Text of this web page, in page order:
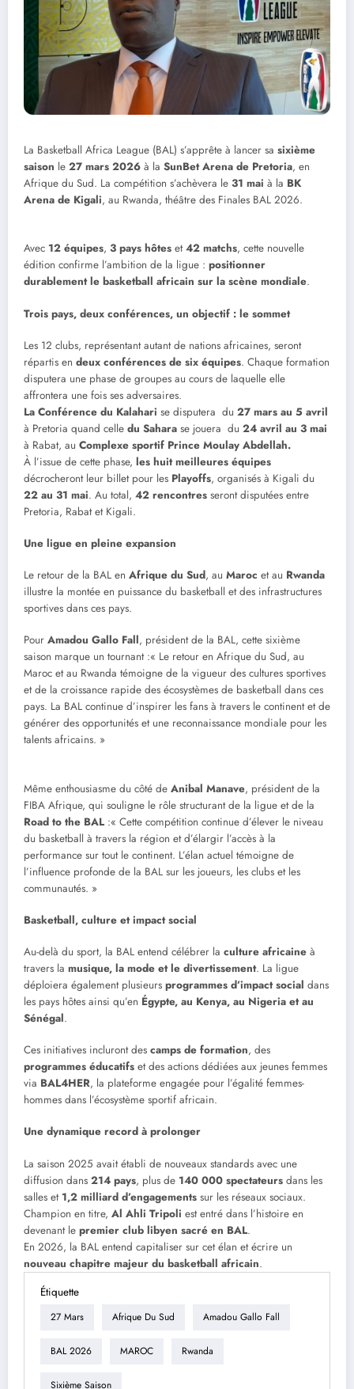
La Basketball Africa League (BAL) s’apprête à lancer sa sixième
saison le 27 mars 2026 à la SunBet Arena de Pretoria, en
Afrique du Sud. La compétition s’achèvera le 31 mai à la BK
Arena de Kigali, au Rwanda, théâtre des Finales BAL 2026.
Avec 12 équipes, 3 pays hôtes et42 matchs, cette nouvelle
édition confirme l’ambition de la ligue : positionner
durablement le basketball africain sur la scène mondiale.
Trois pays, deux conférences, un objectif : le sommet
Les 12 clubs, représentant autant de nations africaines, seront
répartis en deux conférences de six équipes. Chaque formation
disputera une phase de groupes au cours de laquelle elle
affrontera une fois ses adversaires.
La Conférence du Kalahari se disputera du 27 mars au 5 avril
à Pretoria quand celle du Sahara se jouera du 24 avril au 3 mai
à Rabat, au Complexe sportif Prince Moulay Abdellah.
À l’issue de cette phase, les huit meilleures équipes
décrocheront leur billet pour les Playoffs, organisés à Kigali du
22 au 31 mai. Au total, 42 rencontres seront disputées entre
Pretoria, Rabat et Kigali.
Une ligue en pleine expansion
Le retour de la BAL en Afrique du Sud, au Maroc et au Rwanda
illustre la montée en puissance du basketball et des infrastructures
sportives dans ces pays.
Pour Amadou Gallo Fall, président de la BAL, cette sixième
saison marque un tournant :« Le retour en Afrique du Sud, au
Maroc et au Rwanda témoigne de la vigueur des cultures sportives
et de la croissance rapide des écosystèmes de basketball dans ces
pays. La BAL continue d’inspirer les fans à travers le continent et de
générer des opportunités et une reconnaissance mondiale pour les
talents africains. »
Même enthousiasme du côté de Anibal Manave, président de la
FIBA Afrique, qui souligne le rôle structurant de la ligue et de la
Road to the BAL :« Cette compétition continue d’élever le niveau
du basketball à travers la région et d’élargir l’accès à la
performance sur tout le continent. L’élan actuel témoigne de
l’influence profonde de la BAL sur les joueurs, les clubs et les
communautés. »
Basketball, culture et impact social
Au-delà du sport, la BAL entend célébrer la culture africaine à
travers la musique, la mode et le divertissement. La ligue
déploiera également plusieurs programmes d’impact social dans
les pays hôtes ainsi qu’en Égypte, au Kenya, au Nigeria et au
Sénégal.
Ces initiatives incluront des camps de formation, des
programmes éducatifs et des actions dédiées aux jeunes femmes
via BAL4HER, la plateforme engagée pour l’égalité femmes-
hommes dans l’écosystème sportif africain.
Une dynamique record à prolonger
La saison 2025 avait établi de nouveaux standards avec une
diffusion dans 214 pays, plus de 140 000 spectateurs dans les
salles et 1,2 milliard d’engagements sur les réseaux sociaux.
Champion en titre, Al Ahli Tripoli est entré dans l’histoire en
devenant le premier club libyen sacré en BAL.
En 2026, la BAL entend capitaliser sur cet élan et écrire un
nouveau chapitre majeur du basketball africain.
Étiquette
27 Mars Afrique Du Sud Amadou Gallo Fall
BAL 2026 MAROC Rwanda
Sixième Saison